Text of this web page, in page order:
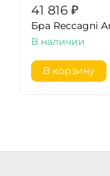
41 816 ₽
Бра Reccagni
В наличии
В корзину